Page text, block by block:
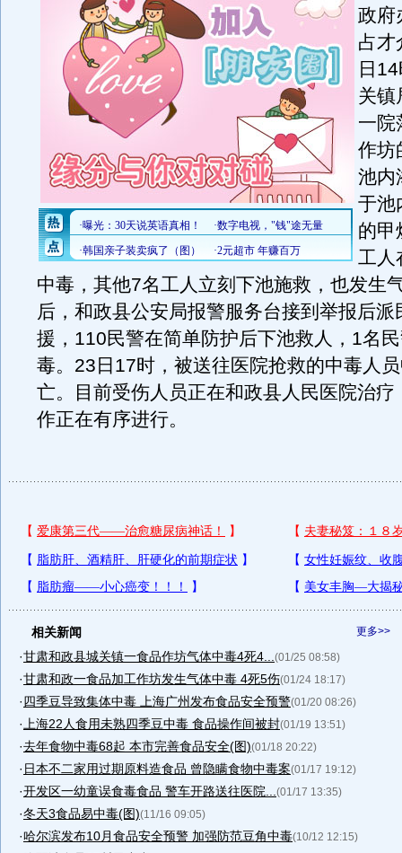
政府
占才
日
关镇
一院
作坊
池内
于池
的甲
工人
中毒，其他7名工人立刻下池施救，也发生
后，和政县公安局报警服务台接到举报后派
援，110民警在简单防护后下池救人，1名
毒。23日17时，被送往医院抢救的中毒人
亡。目前受伤人员正在和政县人民医院治疗
作正在有序进行。
更多>>
相关新闻
·甘肃和政县城关镇一食品作坊气体中毒4死4... (01/25 08:58)
·甘肃和政一食品加工作坊发生气体中毒 4死5伤(01/24 18:17)
·四季豆导致集体中毒 上海广州发布食品安全预警(01/20 08:26)
· 上海22人食用未熟四季豆中毒 食品操作间被封(01/19 13:51)
·去年食物中毒68起 本市完善食品安全(图)(01/18 20:22)
· 日本不二家用过期原料造食品 曾隐瞒食物中毒案(01/17 19:12)
·开发区一幼童误食毒食品 警车开路送往医院... (01/17 13:35)
·冬天3食品易中毒(图)(11/16 09:05)
·哈尔滨发布10月食品安全预警 加强防范豆角中毒(10/12 12:15)